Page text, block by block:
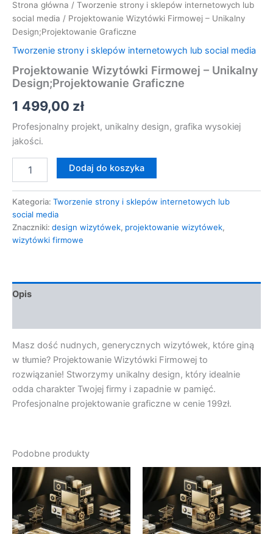
Strona główna / Tworzenie strony i sklepów internetowych lub
social media / Projektowanie Wizytówki Firmowej – Unikalny
Design;Projektowanie Graficzne
Tworzenie strony i sklepów internetowych lub social media
Projektowanie Wizytówki Firmowej – Unikalny
Design;Projektowanie Graficzne
1 499,00 zł
Profesjonalny projekt, unikalny design, grafika wysokiej
jakości.
Dodaj do koszyka
Kategoria: Tworzenie strony i sklepów internetowych lub
social media
Znaczniki: design wizytówek, projektowanie wizytówek,
wizytówki firmowe
Opis
Masz dość nudnych, generycznych wizytówek, które giną
w tłumie? Projektowanie Wizytówki Firmowej to
rozwiązanie! Stworzymy unikalny design, który idealnie
odda charakter Twojej firmy i zapadnie w pamięć.
Profesjonalne projektowanie graficzne w cenie 199zł.
Podobne produkty